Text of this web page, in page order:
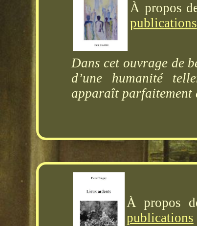
À propos
publications
Dans cet ouvrage de
d’une humanité
apparaît parfaitement
À propos
publications